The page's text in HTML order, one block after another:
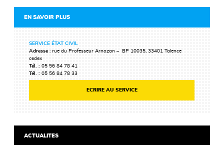
EN SAVOIR PLUS
SERVICE ÉTAT CIVIL
Adresse : rue du Professeur Arnozan – BP 10035, 33401 Talence
cedex
Tél. :05 56 84 78 41
Tél. :05 56 84 78 33
ECRIRE AU SERVICE
ACTUALITES